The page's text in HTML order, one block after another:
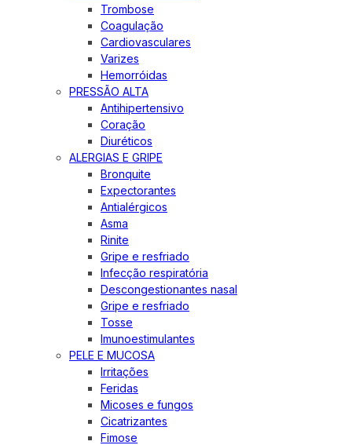
Trombose
Coagulação
Cardiovasculares
Varizes
Hemorróidas
PRESSÃO ALTA
Antihipertensivo
Coração
Diuréticos
ALERGIAS E GRIPE
Bronquite
Expectorantes
Antialérgicos
Asma
Rinite
Gripe e resfriado
Infecção respiratória
Descongestionantes nasal
Gripe e resfriado
Tosse
Imunoestimulantes
PELE E MUCOSA
Irritações
Feridas
Micoses e fungos
Cicatrizantes
Fimose